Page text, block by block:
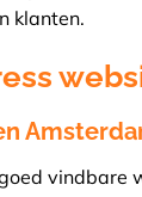
klanten.